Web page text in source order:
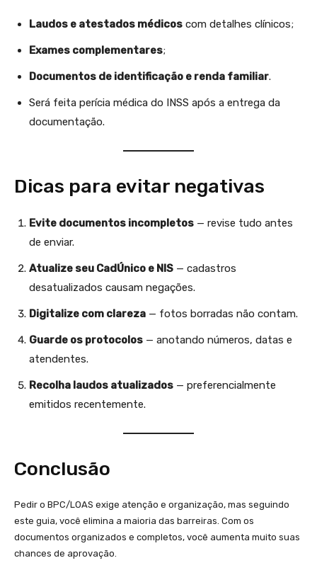
Laudos e atestados médicos com detalhes clínicos;
Exames complementares;
Documentos de identificação e renda familiar.
Será feita perícia médica do INSS após a entrega da
documentação.
Dicas para evitar negativas
Evite documentos incompletos — revise tudo antes
de enviar.
Atualize seu CadÚnico e NIS — cadastros
desatualizados causam negações.
Digitalize com clareza — fotos borradas não contam.
Guarde os protocolos — anotando números, datas e
atendentes.
Recolha laudos atualizados — preferencialmente
emitidos recentemente.
Conclusão
Pedir o BPC/LOAS exige atenção e organização, mas seguindo
este guia, você elimina a maioria das barreiras. Com os
documentos organizados e completos, você aumenta muito suas
chances de aprovação.